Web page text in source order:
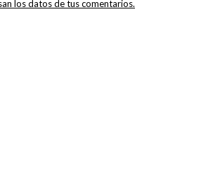
los datos de tus comentarios.